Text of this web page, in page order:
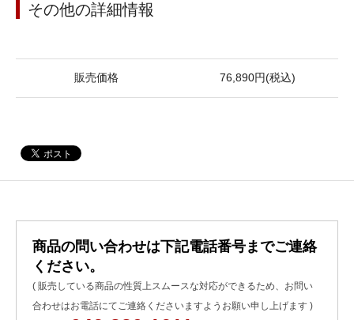
その他の詳細情報
販売価格 76,890円(税込)
商品の問い合わせは下記電話番号までご連絡
ください。
( 販売している商品の性質上スムースな対応ができるため、お問い
合わせはお電話にてご連絡くださいますようお願い申し上げます )